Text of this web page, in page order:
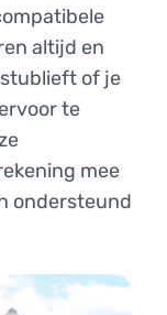
altijd en
of je
te
mee
ondersteund